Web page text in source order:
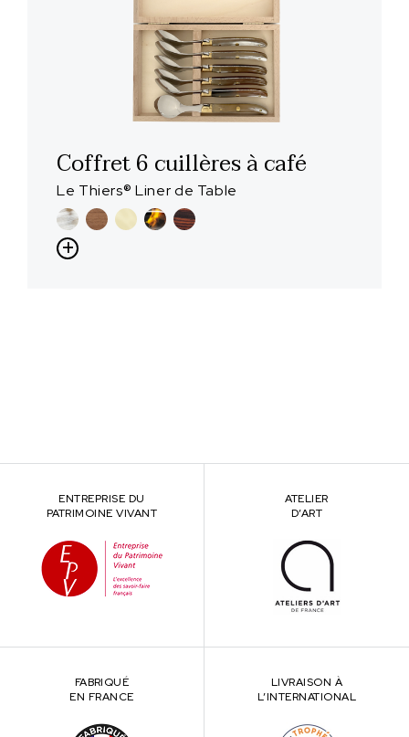
Coffret 6 cuillères à café
Le Thiers® Liner de Table
ENTREPRISE DU
PATRIMOINE VIVANT
ATELIER
D’ART
FABRIQUÉ
EN FRANCE
LIVRAISON À
L’INTERNATIONAL